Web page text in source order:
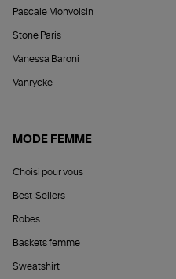
Pascale Monvoisin
Stone Paris
Vanessa Baroni
Vanrycke
MODE FEMME
Choisi pour vous
Best-Sellers
Robes
Baskets femme
Sweatshirt